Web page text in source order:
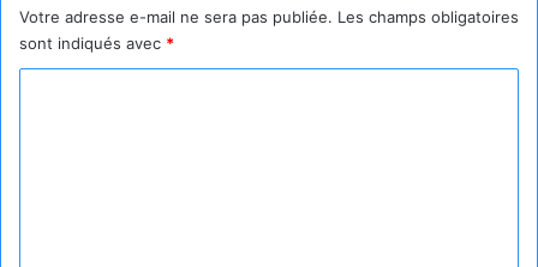
Votre adresse e-mail ne sera pas publiée. Les champs obligatoires
sont indiqués avec *